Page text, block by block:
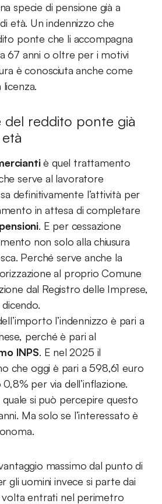
specie di pensione già a
età. Un indennizzo che
ponte che li accompagna
67 anni o oltre per i motivi
è conosciuta anche come
del reddito ponte già
è quel trattamento
serve al lavoratore
definitivamente l’attività per
in attesa di completare
. E per cessazione
non solo alla chiusura
Perché serve anche la
al proprio Comune
dal Registro delle Imprese,
l’indennizzo è pari a
perché è pari al
INPS. E nel 2025 il
che oggi è pari a 598,61 euro
per via dell’inflazione.
quale si può percepire questo
Ma solo se l’interessato è
massimo dal punto di
gli uomini invece si parte dai
volta entrati nel perimetro